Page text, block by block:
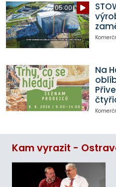
05:00
Na
Kam vyrazit -